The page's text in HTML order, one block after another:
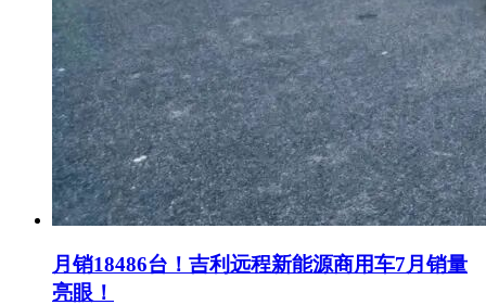
月销18486台！吉利远程新能源商用车7月销量
亮眼！